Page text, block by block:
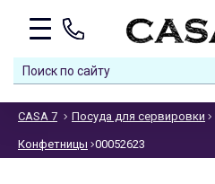
CASA 7 Посуда для сервировки
Конфетницы 00052623